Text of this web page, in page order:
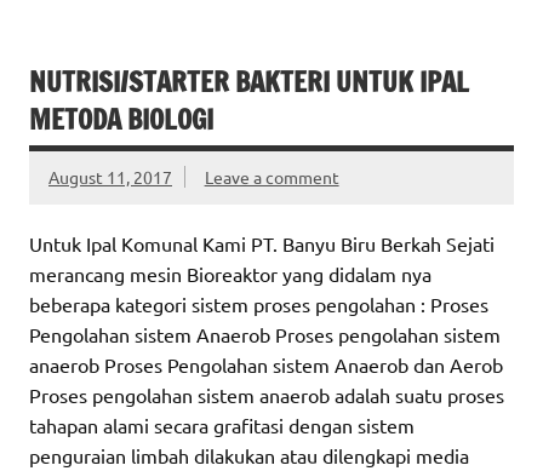
NUTRISI/STARTER BAKTERI UNTUK IPAL
METODA BIOLOGI
August 11, 2017 Leave a comment
Untuk Ipal Komunal Kami PT. Banyu Biru Berkah Sejati
merancang mesin Bioreaktor yang didalam nya
beberapa kategori sistem proses pengolahan : Proses
Pengolahan sistem Anaerob Proses pengolahan sistem
anaerob Proses Pengolahan sistem Anaerob dan Aerob
Proses pengolahan sistem anaerob adalah suatu proses
tahapan alami secara grafitasi dengan sistem
penguraian limbah dilakukan atau dilengkapi media